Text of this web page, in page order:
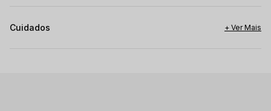
Cuidados